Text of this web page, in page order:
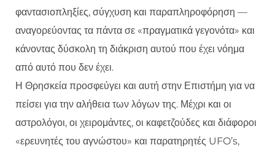
φαντασιοπληξίες, σύγχυση και παραπληροφόρηση —
αναγορεύοντας τα πάντα σε «πραγματικά γεγονότα» και
κάνοντας δύσκολη τη διάκριση αυτού που έχει νόημα
από αυτό που δεν έχει.
Η Θρησκεία προσφεύγει και αυτή στην Επιστήμη για να
πείσει για την αλήθεια των λόγων της. Μέχρι και οι
αστρολόγοι, οι χειρομάντες, οι καφετζούδες και διάφοροι
«ερευνητές του αγνώστου» και παρατηρητές UFO’s,